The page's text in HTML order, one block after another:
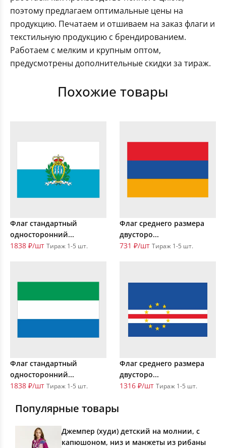
поэтому предлагаем оптимальные цены на
продукцию. Печатаем и отшиваем на заказ флаги и
текстильную продукцию с брендированием.
Работаем с мелким и крупным оптом,
предусмотрены дополнительные скидки за тираж.
Похожие товары
Флаг стандартный
односторонний...
1838 ₽/шт Тираж 1-5 шт.
Флаг среднего размера
двусторо...
731 ₽/шт Тираж 1-5 шт.
Флаг стандартный
односторонний...
1838 ₽/шт Тираж 1-5 шт.
Флаг среднего размера
двусторо...
1316 ₽/шт Тираж 1-5 шт.
Популярные товары
Джемпер (худи) детский на молнии, с
капюшоном, низ и манжеты из рибаны